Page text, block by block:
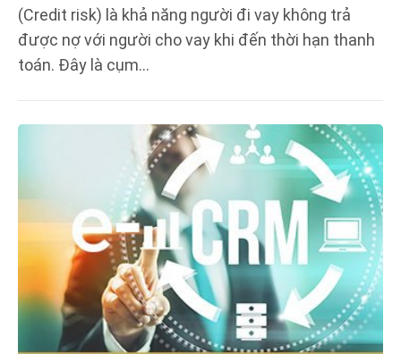
(Credit risk) là khả năng người đi vay không trả
được nợ với người cho vay khi đến thời hạn thanh
toán. Đây là cụm…